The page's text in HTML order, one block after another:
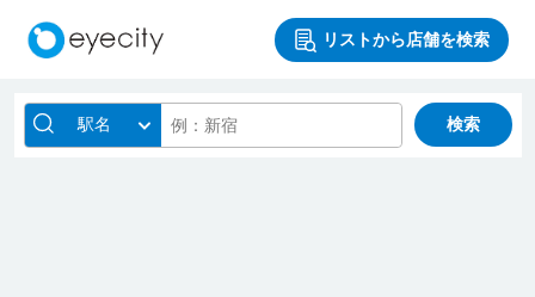
リストから店舗を検索
駅名 検索